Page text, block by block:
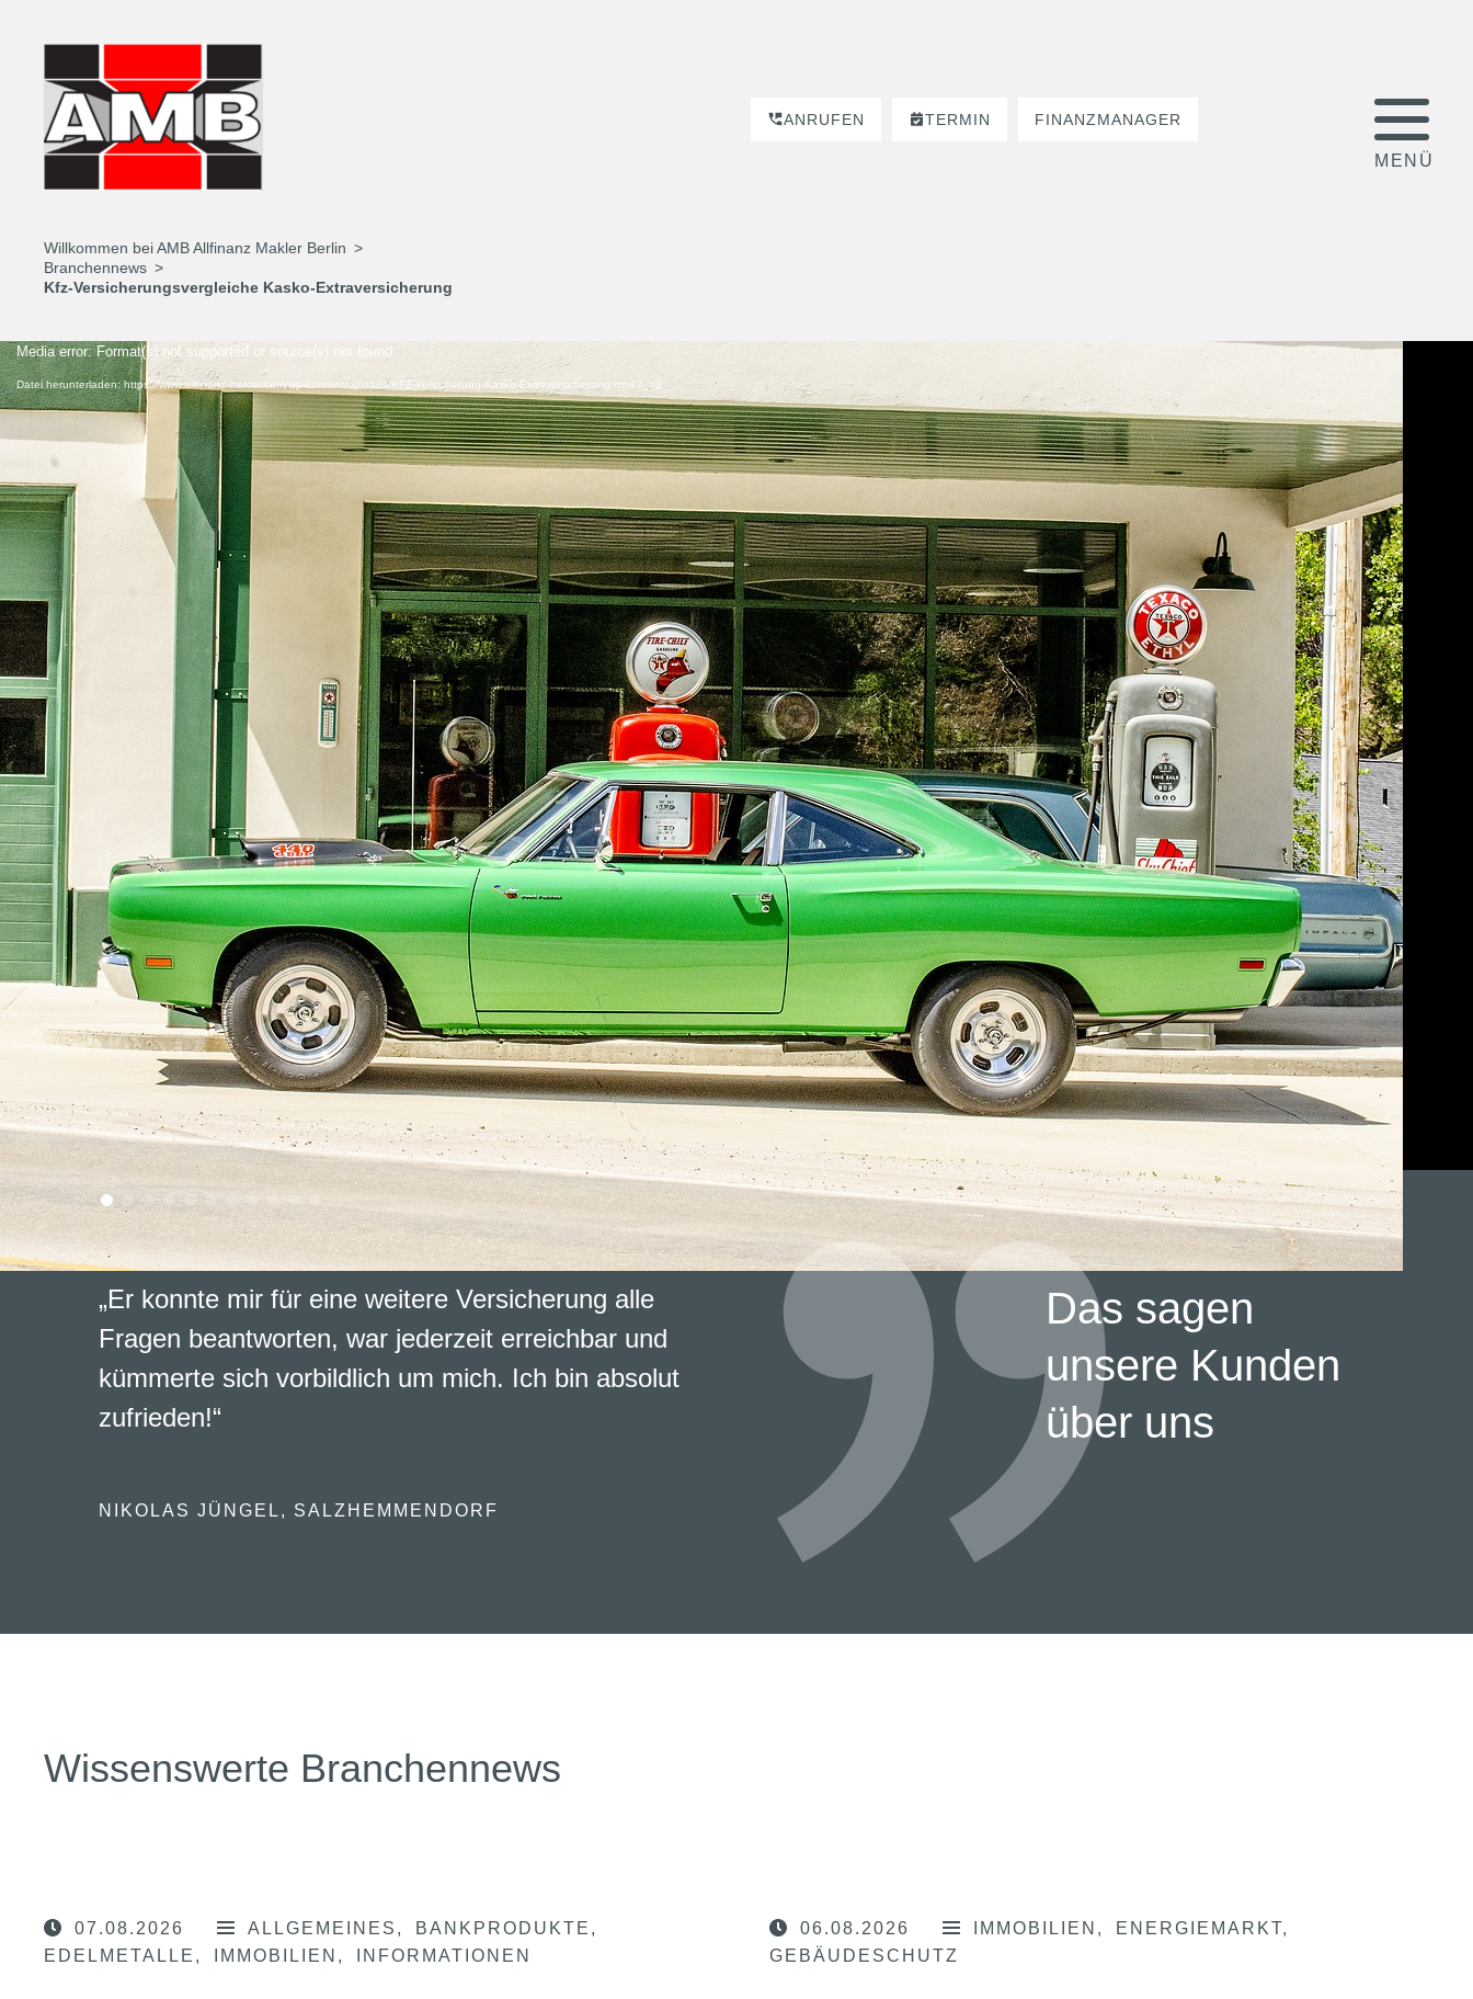
ANRUFEN TERMIN FINANZMANAGER
Willkommen bei AMB Allfinanz Makler Berlin
Branchennews
Kfz-Versicherungsvergleiche Kasko-Extraversicherung
Video-
Player
Media error: Format(s) not supported or source(s) not found
Datei herunterladen: https://www.allfinanz-makler.com/wp-content/uploads/KFZ-Versicherung-Kasko-Extraversicherung.mp4?_=1
Das sagen
unsere Kunden
über uns
„Er konnte mir für eine weitere Versicherung alle
Fragen beantworten, war jederzeit erreichbar und
kümmerte sich vorbildlich um mich. Ich bin absolut
zufrieden!“
NIKOLAS JÜNGEL, SALZHEMMENDORF
Wissenswerte Branchennews
07.08.2026 ALLGEMEINES
BANKPRODUKTE
EDELMETALLE
IMMOBILIEN INFORMATIONEN
06.08.2026 IMMOBILIEN
ENERGIEMARKT
GEBÄUDESCHUTZ